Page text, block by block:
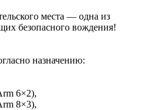
места — одна из
безопасного вождения!
назначению:
6×2),
8×3),